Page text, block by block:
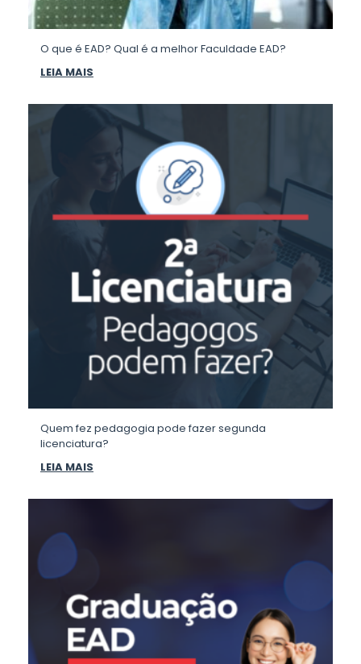
O que é EAD? Qual é a melhor Faculdade EAD?
LEIA MAIS
Quem fez pedagogia pode fazer segunda
licenciatura?
LEIA MAIS